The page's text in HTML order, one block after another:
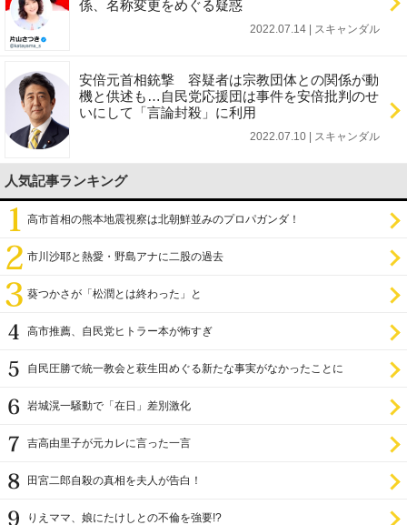
係、名称変更をめぐる疑惑
2022.07.14 | スキャンダル
安倍元首相銃撃 容疑者は宗教団体との関係が動
機と供述も…自民党応援団は事件を安倍批判のせ
いにして「言論封殺」に利用
2022.07.10 | スキャンダル
人気記事ランキング
高市首相の熊本地震視察は北朝鮮並みのプロパガンダ！
市川沙耶と熱愛・野島アナに二股の過去
葵つかさが「松潤とは終わった」と
高市推薦、自民党ヒトラー本が怖すぎ
自民圧勝で統一教会と萩生田めぐる新たな事実がなかったことに
岩城滉一騒動で「在日」差別激化
吉高由里子が元カレに言った一言
田宮二郎自殺の真相を夫人が告白！
りえママ、娘にたけしとの不倫を強要!?